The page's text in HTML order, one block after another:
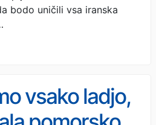
bodo uničili vsa iranska
vsako ladjo,